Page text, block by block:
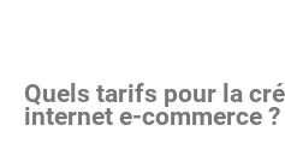
Quels tarifs pour la
internet e-commerce ?